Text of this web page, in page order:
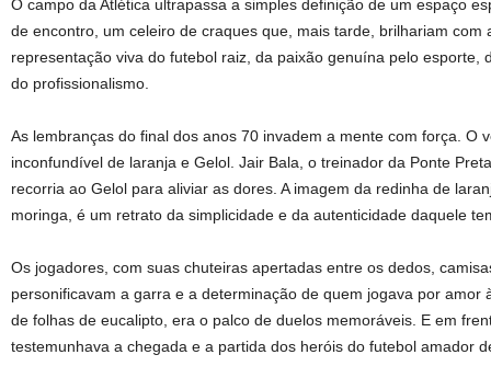
O campo da Atlética ultrapassa a simples definição de um espaço
de encontro, um celeiro de craques que, mais tarde, brilhariam com
representação viva do futebol raiz, da paixão genuína pelo esporte,
do profissionalismo.
As lembranças do final dos anos 70 invadem a mente com força. O
inconfundível de laranja e Gelol. Jair Bala, o treinador da Ponte
recorria ao Gelol para aliviar as dores. A imagem da redinha de
moringa, é um retrato da simplicidade e da autenticidade daquele
Os jogadores, com suas chuteiras apertadas entre os dedos,
personificavam a garra e a determinação de quem jogava por amor
de folhas de eucalipto, era o palco de duelos memoráveis. E em
testemunhava a chegada e a partida dos heróis do futebol amador